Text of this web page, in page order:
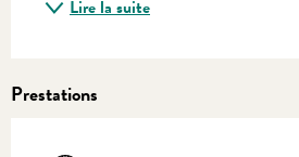
Lire la suite
Prestations